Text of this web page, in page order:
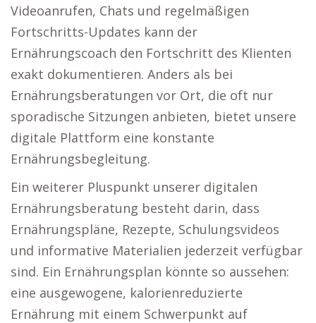
Videoanrufen, Chats und regelmäßigen
Fortschritts-Updates kann der
Ernährungscoach den Fortschritt des Klienten
exakt dokumentieren. Anders als bei
Ernährungsberatungen vor Ort, die oft nur
sporadische Sitzungen anbieten, bietet unsere
digitale Plattform eine konstante
Ernährungsbegleitung.
Ein weiterer Pluspunkt unserer digitalen
Ernährungsberatung besteht darin, dass
Ernährungspläne, Rezepte, Schulungsvideos
und informative Materialien jederzeit verfügbar
sind. Ein Ernährungsplan könnte so aussehen:
eine ausgewogene, kalorienreduzierte
Ernährung mit einem Schwerpunkt auf